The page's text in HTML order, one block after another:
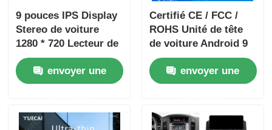
9 pouces IPS Display
Stereo de voiture
1280 * 720 Lecteur de
DVD de voiture
Android Portable
Pour Benz
envoyer une
Certifié CE / FCC /
ROHS Unité de tête
de voiture Android 9
pouces Unité de tête
de tableau de bord
avec sortie audio 4 x
envoyer une